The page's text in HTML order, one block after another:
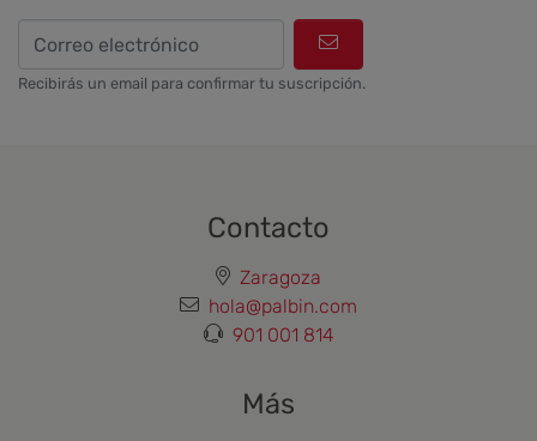
Recibirás un email para confirmar tu suscripción.
Contacto
Zaragoza
hola@palbin.com
901 001 814
Más